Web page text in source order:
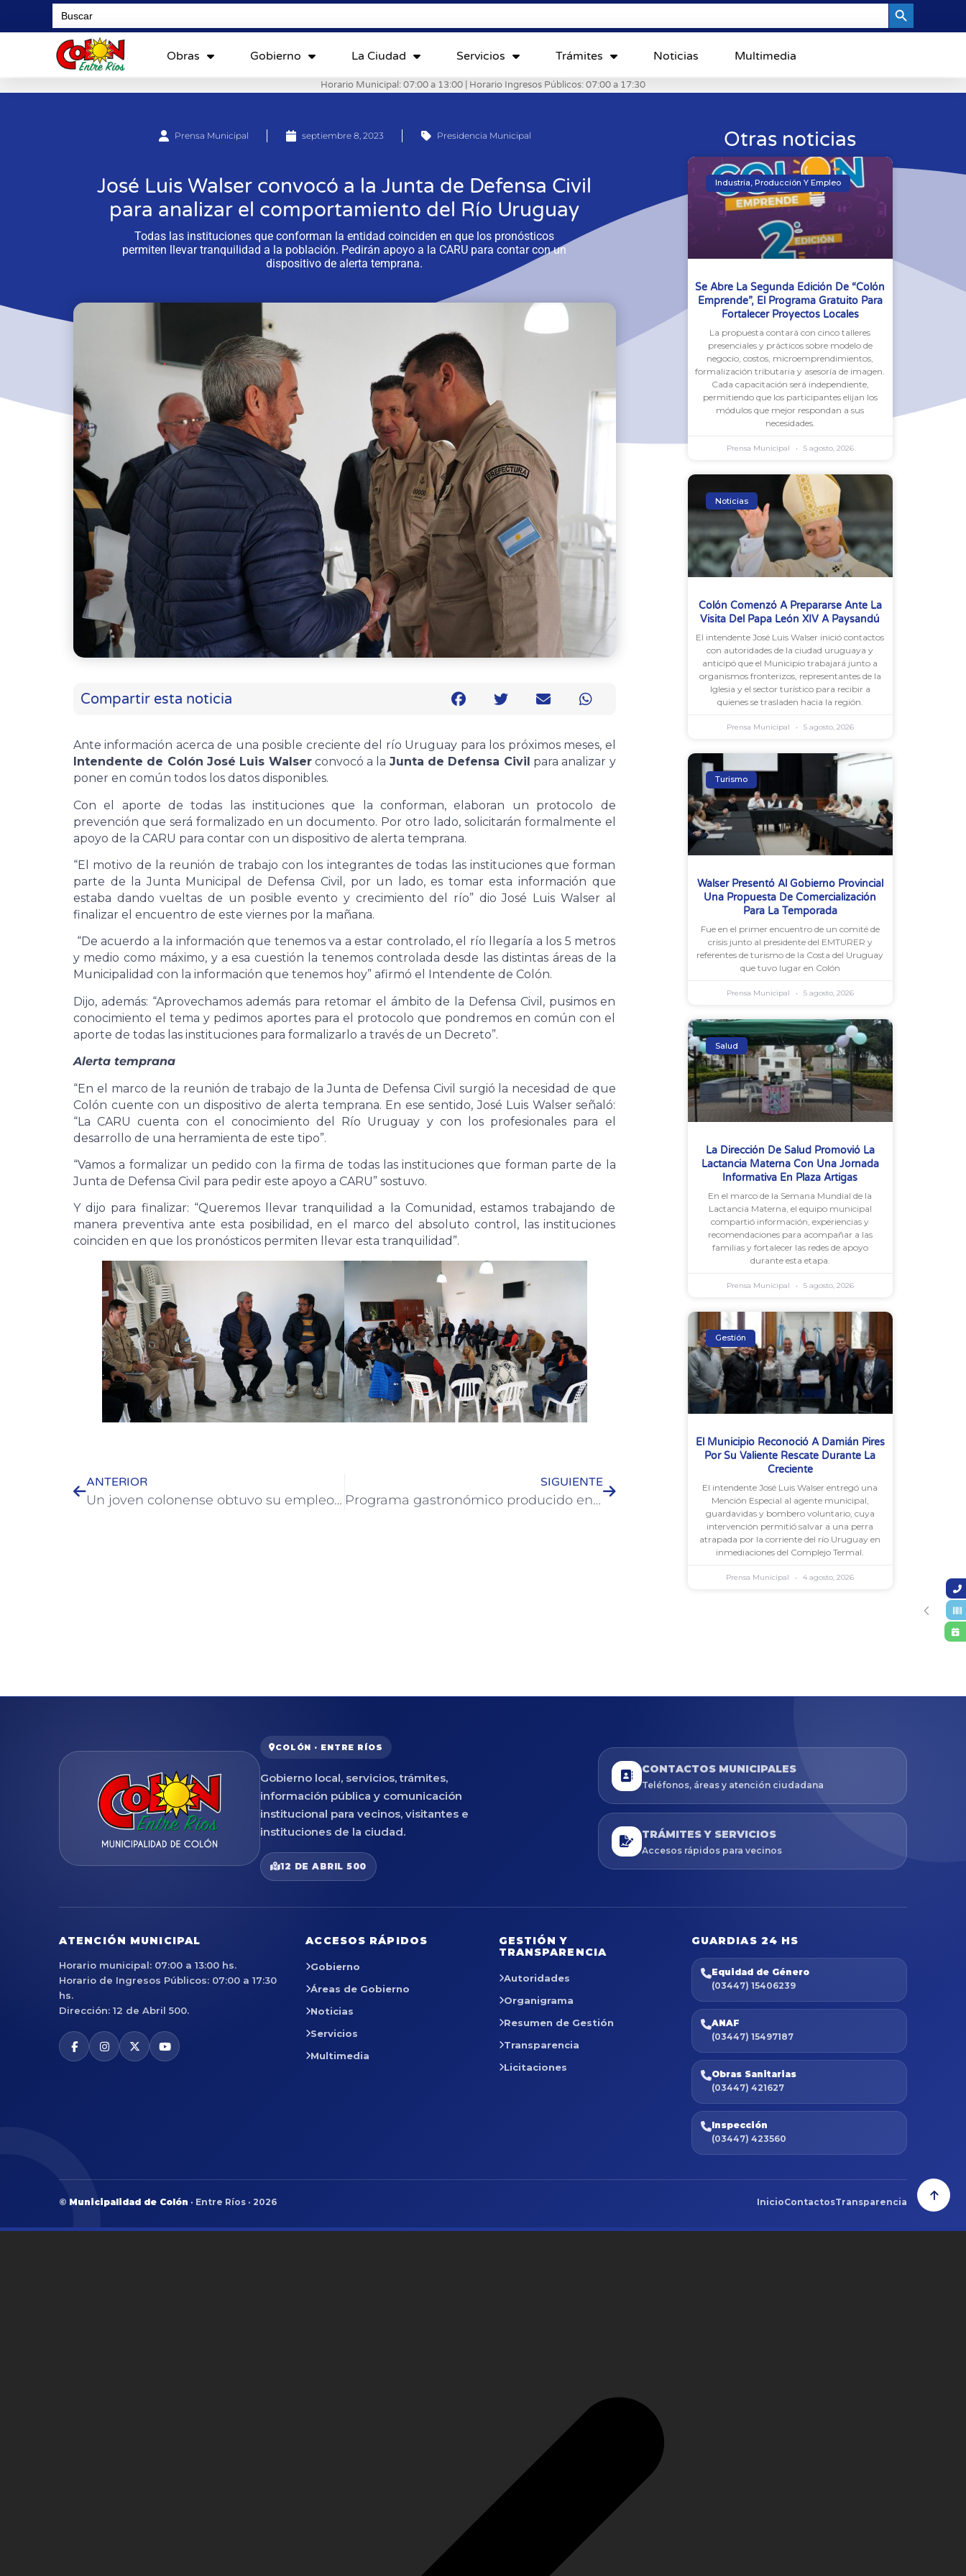
Search
for:
Obras Gobierno La Ciudad Servicios Trámites Noticias Multimedia
Horario Municipal: 07:00 a 13:00 | Horario Ingresos Públicos: 07:00 a 17:30
Prensa Municipal septiembre 8, 2023 Presidencia Municipal
José Luis Walser convocó a la Junta de Defensa Civil
para analizar el comportamiento del Río Uruguay
Todas las instituciones que conforman la entidad coinciden en que los pronósticos
permiten llevar tranquilidad a la población. Pedirán apoyo a la CARU para contar con un
dispositivo de alerta temprana.
Compartir esta noticia
Ante información acerca de una posible creciente del río Uruguay para los próximos meses, el
Intendente de Colón José Luis Walserconvocó a la Junta de Defensa Civil para analizar y
poner en común todos los datos disponibles.
Con el aporte de todas las instituciones que la conforman, elaboran un protocolo de
prevención que será formalizado en un documento. Por otro lado, solicitarán formalmente el
apoyo de la CARU para contar con un dispositivo de alerta temprana.
“El motivo de la reunión de trabajo con los integrantes de todas las instituciones que forman
parte de la Junta Municipal de Defensa Civil, por un lado, es tomar esta información que
estaba dando vueltas de un posible evento y crecimiento del río” dio José Luis Walser al
finalizar el encuentro de este viernes por la mañana.
“De acuerdo a la información que tenemos va a estar controlado, el río llegaría a los 5 metros
y medio como máximo, y a esa cuestión la tenemos controlada desde las distintas áreas de la
Municipalidad con la información que tenemos hoy” afirmó el Intendente de Colón.
Dijo, además: “Aprovechamos además para retomar el ámbito de la Defensa Civil, pusimos en
conocimiento el tema y pedimos aportes para el protocolo que pondremos en común con el
aporte de todas las instituciones para formalizarlo a través de un Decreto”.
Alerta temprana
“En el marco de la reunión de trabajo de la Junta de Defensa Civil surgió la necesidad de que
Colón cuente con un dispositivo de alerta temprana. En ese sentido, José Luis Walser señaló:
“La CARU cuenta con el conocimiento del Río Uruguay y con los profesionales para el
desarrollo de una herramienta de este tipo”.
“Vamos a formalizar un pedido con la firma de todas las instituciones que forman parte de la
Junta de Defensa Civil para pedir este apoyo a CARU” sostuvo.
Y dijo para finalizar: “Queremos llevar tranquilidad a la Comunidad, estamos trabajando de
manera preventiva ante esta posibilidad, en el marco del absoluto control, las instituciones
coinciden en que los pronósticos permiten llevar esta tranquilidad”.
ANTERIOR
Un joven colonense obtuvo su empleo en el Museo de Malvinas gestionado por la Municipalidad
SIGUIENTE
Programa gastronómico producido en Colón se emite para toda la provincia
Otras noticias
Industria, Producción Y Empleo
Se Abre La Segunda Edición De “Colón
Emprende”, El Programa Gratuito Para
Fortalecer Proyectos Locales
La propuesta contará con cinco talleres
presenciales y prácticos sobre modelo de
negocio, costos, microemprendimientos,
formalización tributaria y asesoría de imagen.
Cada capacitación será independiente,
permitiendo que los participantes elijan los
módulos que mejor respondan a sus
necesidades.
Prensa Municipal 5 agosto, 2026
Noticias
Colón Comenzó A Prepararse Ante La
Visita Del Papa León XIV A Paysandú
El intendente José Luis Walser inició contactos
con autoridades de la ciudad uruguaya y
anticipó que el Municipio trabajará junto a
organismos fronterizos, representantes de la
Iglesia y el sector turístico para recibir a
quienes se trasladen hacia la región.
Prensa Municipal 5 agosto, 2026
Turismo
Walser Presentó Al Gobierno Provincial
Una Propuesta De Comercialización
Para La Temporada
Fue en el primer encuentro de un comité de
crisis junto al presidente del EMTURER y
referentes de turismo de la Costa del Uruguay
que tuvo lugar en Colón
Prensa Municipal 5 agosto, 2026
Salud
La Dirección De Salud Promovió La
Lactancia Materna Con Una Jornada
Informativa En Plaza Artigas
En el marco de la Semana Mundial de la
Lactancia Materna, el equipo municipal
compartió información, experiencias y
recomendaciones para acompañar a las
familias y fortalecer las redes de apoyo
durante esta etapa.
Prensa Municipal 5 agosto, 2026
Gestión
El Municipio Reconoció A Damián Pires
Por Su Valiente Rescate Durante La
Creciente
El intendente José Luis Walser entregó una
Mención Especial al agente municipal,
guardavidas y bombero voluntario, cuya
intervención permitió salvar a una perra
atrapada por la corriente del río Uruguay en
inmediaciones del Complejo Termal.
Prensa Municipal 4 agosto, 2026
COLÓN · ENTRE RÍOS
Gobierno local, servicios, trámites,
información pública y comunicación
institucional para vecinos, visitantes e
instituciones de la ciudad.
12 DE ABRIL 500
CONTACTOS MUNICIPALES
Teléfonos, áreas y atención ciudadana
TRÁMITES Y SERVICIOS
Accesos rápidos para vecinos
ATENCIÓN MUNICIPAL
Horario municipal: 07:00 a 13:00 hs.
Horario de Ingresos Públicos: 07:00 a 17:30
hs.
Dirección: 12 de Abril 500.
ACCESOS RÁPIDOS
Gobierno
Áreas de Gobierno
Noticias
Servicios
Multimedia
GESTIÓN Y
TRANSPARENCIA
Autoridades
Organigrama
Resumen de Gestión
Transparencia
Licitaciones
GUARDIAS 24 HS
Equidad de Género
(03447) 15406239
ANAF
(03447) 15497187
Obras Sanitarias
(03447) 421627
Inspección
(03447) 423560
© Municipalidad de Colón · Entre Ríos · 2026 InicioContactosTransparencia